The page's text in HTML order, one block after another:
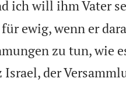
ich will ihm Vater
ewig, wenn er
zu tun, wie
der